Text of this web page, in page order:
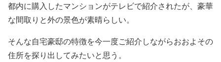
都内に購入したマンションがテレビで紹介されたが、豪華
な間取りと外の景色が素晴らしい。
そんな自宅豪邸の特徴を今一度ご紹介しながらおおよその
住所を探り出してみたいと思う。